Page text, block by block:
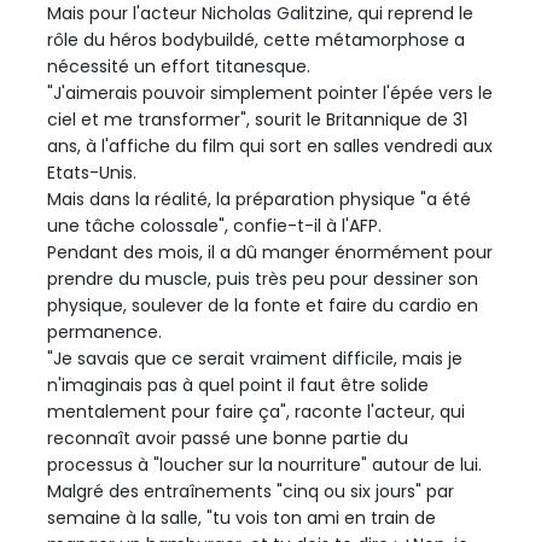
Mais pour l'acteur Nicholas Galitzine, qui reprend le
rôle du héros bodybuildé, cette métamorphose a
nécessité un effort titanesque.
"J'aimerais pouvoir simplement pointer l'épée vers le
ciel et me transformer", sourit le Britannique de 31
ans, à l'affiche du film qui sort en salles vendredi aux
Etats-Unis.
Mais dans la réalité, la préparation physique "a été
une tâche colossale", confie-t-il à l'AFP.
Pendant des mois, il a dû manger énormément pour
prendre du muscle, puis très peu pour dessiner son
physique, soulever de la fonte et faire du cardio en
permanence.
"Je savais que ce serait vraiment difficile, mais je
n'imaginais pas à quel point il faut être solide
mentalement pour faire ça", raconte l'acteur, qui
reconnaît avoir passé une bonne partie du
processus à "loucher sur la nourriture" autour de lui.
Malgré des entraînements "cinq ou six jours" par
semaine à la salle, "tu vois ton ami en train de